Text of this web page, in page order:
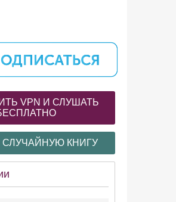
VPN И СЛУШАТЬ
СЛУЧАЙНУЮ КНИГУ